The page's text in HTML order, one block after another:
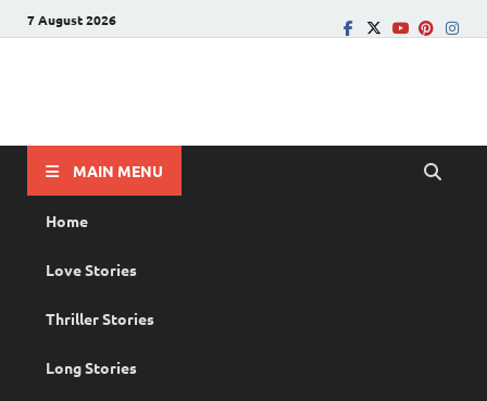
7 August 2026
MAIN MENU
Home
Love Stories
Thriller Stories
Long Stories